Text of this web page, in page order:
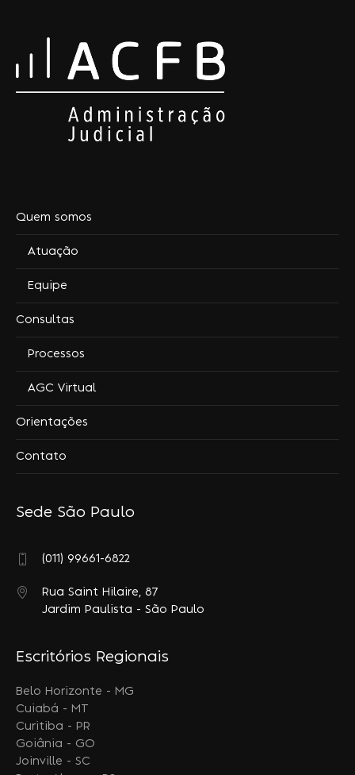
Quem somos
Atuação
Equipe
Consultas
Processos
AGC Virtual
Orientações
Contato
Sede São Paulo
(011) 99661-6822
Rua Saint Hilaire, 87
Jardim Paulista - São Paulo
Escritórios Regionais
Belo Horizonte - MG
Cuiabá - MT
Curitiba - PR
Goiânia - GO
Joinville - SC